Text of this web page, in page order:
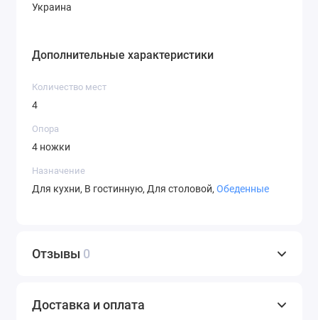
Украина
Дополнительные характеристики
Количество мест
4
Опора
4 ножки
Назначение
Для кухни, В гостинную, Для столовой, Обеденные
Отзывы 0
Доставка и оплата